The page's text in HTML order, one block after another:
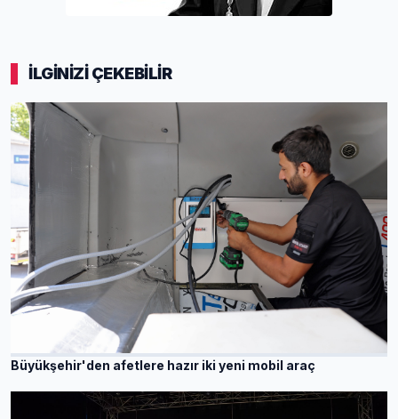
İLGİNİZİ ÇEKEBİLİR
Büyükşehir'den afetlere hazır iki yeni mobil araç